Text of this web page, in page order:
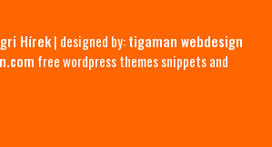
Hírek| designed by:tigaman webdesign
free wordpress themes snippets and